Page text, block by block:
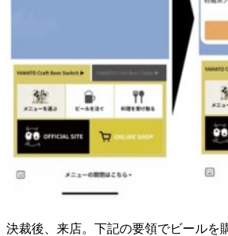
決裁後、来店。下記の要領でビールを